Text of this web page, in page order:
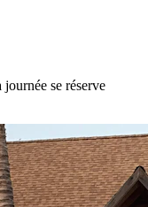
journée se réserve